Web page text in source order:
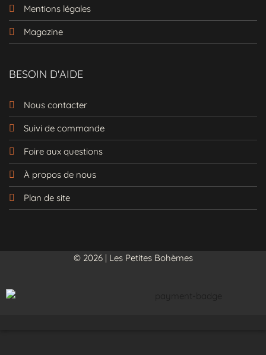
Mentions légales
Magazine
BESOIN D'AIDE
Nous contacter
Suivi de commande
Foire aux questions
À propos de nous
Plan de site
© 2026 | Les Petites Bohèmes